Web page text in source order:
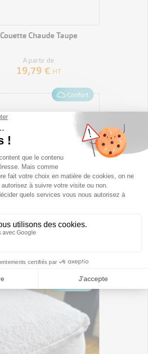
VOIR LE PRODUIT
Couette Chaude Taupe
A partir de
19,79 € HT
VOIR LE PRODUIT
Oreiller Moelleux
11,10 €HT